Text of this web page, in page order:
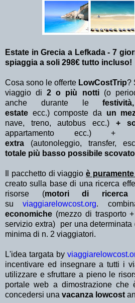
Estate in Grecia a Lefkada - 7
spiaggia a soli 298€ tutto incluso!
Cosa sono le offerte LowCostTrip?
viaggio di2 o più notti (o
anche durante le
estate ecc.) composte da un
nave, treno, autobus ecc.) +
appartamento ecc.) +
extra (autonoleggio, transfer,
totale più basso possibile
Il pacchetto di viaggio è
creato sulla base di una ricerca
risorse (motori di
suviaggiarelowcost.org.
economiche (mezzo di trasporto
servizio extra)
per una
minima di n. 2 viaggiatori.
L'idea targata by
incentivare ed insegnare a tutti i
utilizzare e sfruttare a pieno le
portale web a dimostrazione che
concedersi una vacanza lowcost